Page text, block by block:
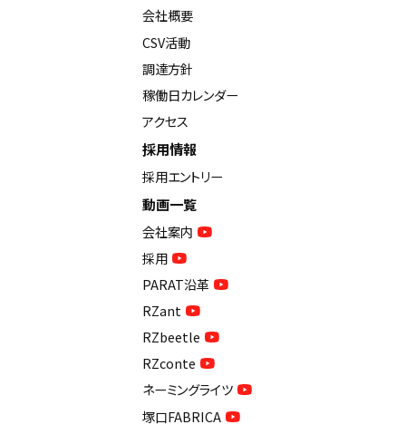
会社概要
CSV活動
調達方針
稼働日カレンダー
アクセス
採用情報
採用エントリー
動画一覧
会社案内
採用
PARAT沿革
RZant
RZbeetle
RZconte
ネーミングライツ
塚口FABRICA